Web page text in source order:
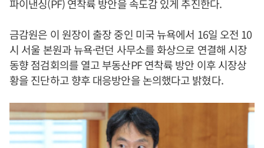
파이낸싱(PF) 연착륙 방안을 속도감 있게 추진한다.
금감원은 이 원장이 출장 중인 미국 뉴욕에서 16일 오전 10
시 서울 본원과 뉴욕·런던 사무소를 화상으로 연결해 시장
동향 점검회의를 열고 부동산PF 연착륙 방안 이후 시장상
황을 진단하고 향후 대응방안을 논의했다고 밝혔다.